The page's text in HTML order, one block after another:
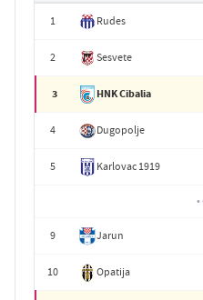
1 Rudes
2 Sesvete
3 HNK Cibalia
4 Dugopolje
5 Karlovac 1919
•
9 Jarun
10 Opatija